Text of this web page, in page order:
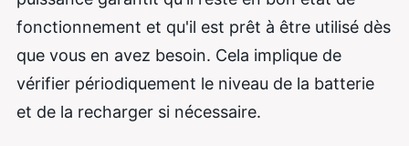
fonctionnement et qu'il est prêt à être utilisé dès
que vous en avez besoin. Cela implique de
vérifier périodiquement le niveau de la batterie
et de la recharger si nécessaire.